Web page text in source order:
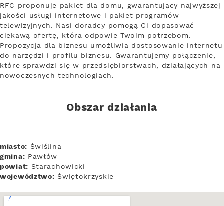
RFC proponuje pakiet dla domu, gwarantujący najwyższej
jakości usługi internetowe i pakiet programów
telewizyjnych. Nasi doradcy pomogą Ci dopasować
ciekawą ofertę, która odpowie Twoim potrzebom.
Propozycja dla biznesu umożliwia dostosowanie internetu
do narzędzi i profilu biznesu. Gwarantujemy połączenie,
które sprawdzi się w przedsiębiorstwach, działających na
nowoczesnych technologiach.
Obszar działania
miasto: Świślina
gmina: Pawłów
powiat: Starachowicki
województwo: Świętokrzyskie